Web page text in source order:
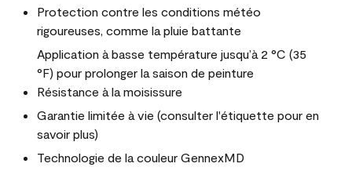
Protection contre les conditions météo
rigoureuses, comme la pluie battante
Application à basse température jusqu’à 2 °C (35
°F) pour prolonger la saison de peinture
Résistance à la moisissure
Garantie limitée à vie (consulter l'étiquette pour en
savoir plus)
Technologie de la couleur GennexMD